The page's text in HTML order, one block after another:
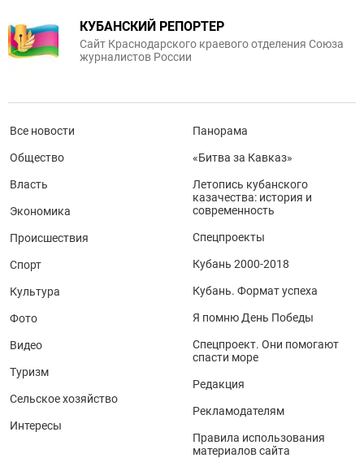
КУБАНСКИЙ РЕПОРТЕР
Сайт Краснодарского краевого отделения Союза
журналистов России
Все новости
Общество
Власть
Экономика
Происшествия
Спорт
Культура
Фото
Видео
Туризм
Сельское хозяйство
Интересы
Панорама
«Битва за Кавказ»
Летопись кубанского
казачества: история и
современность
Спецпроекты
Кубань 2000-2018
Кубань. Формат успеха
Я помню День Победы
Спецпроект. Они помогают
спасти море
Редакция
Рекламодателям
Правила использования
материалов сайта